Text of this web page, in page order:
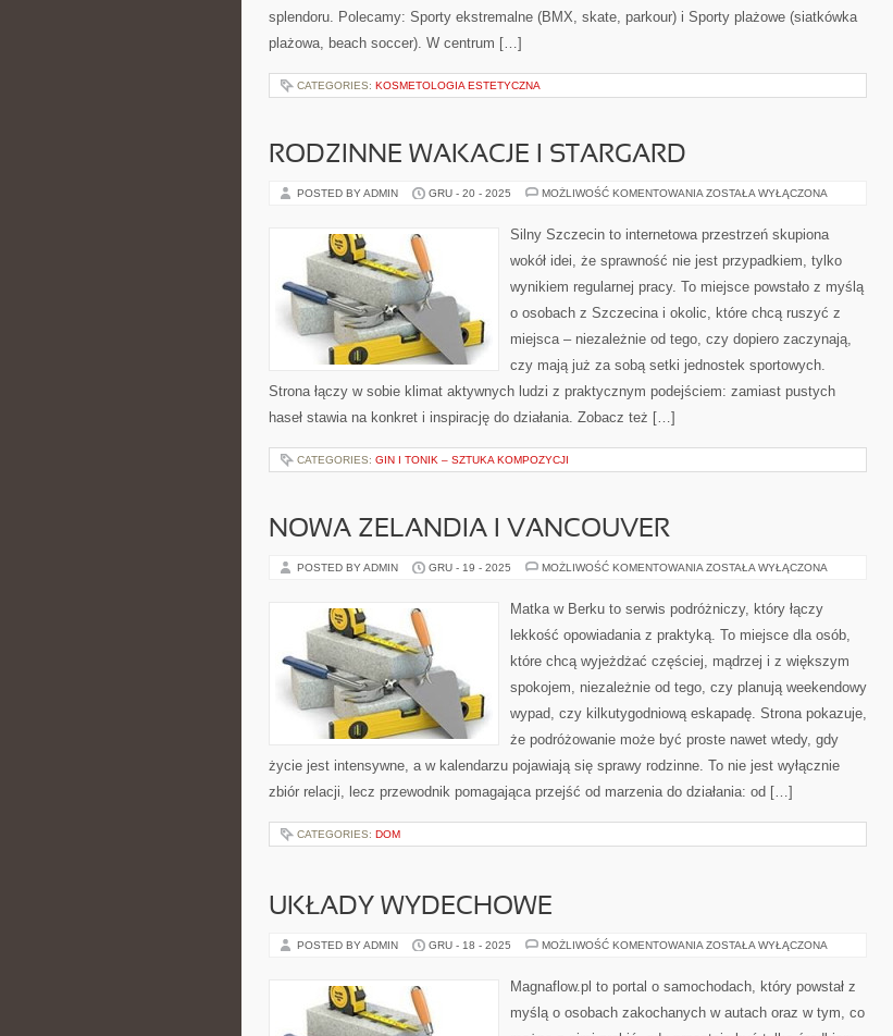
splendoru. Polecamy: Sporty ekstremalne (BMX, skate, parkour) i Sporty plażowe (siatkówka
plażowa, beach soccer). W centrum […]
CATEGORIES: KOSMETOLOGIA ESTETYCZNA
RODZINNE WAKACJE I STARGARD
POSTED BY ADMIN GRU - 20 - 2025 MOŻLIWOŚĆ KOMENTOWANIA RODZINNE
STARGARD
ZOSTAŁA WYŁĄCZONA
Silny Szczecin to internetowa przestrzeń skupiona
wokół idei, że sprawność nie jest przypadkiem, tylko
wynikiem regularnej pracy. To miejsce powstało z myślą
o osobach z Szczecina i okolic, które chcą ruszyć z
miejsca – niezależnie od tego, czy dopiero zaczynają,
czy mają już za sobą setki jednostek sportowych.
Strona łączy w sobie klimat aktywnych ludzi z praktycznym podejściem: zamiast pustych
haseł stawia na konkret i inspirację do działania. Zobacz też […]
CATEGORIES: GIN I TONIK – SZTUKA KOMPOZYCJI
NOWA ZELANDIA I VANCOUVER
POSTED BY ADMIN GRU - 19 - 2025 MOŻLIWOŚĆ KOMENTOWANIA NOWA
VANCOUVER
ZOSTAŁA WYŁĄCZONA
Matka w Berku to serwis podróżniczy, który łączy
lekkość opowiadania z praktyką. To miejsce dla osób,
które chcą wyjeżdżać częściej, mądrzej i z większym
spokojem, niezależnie od tego, czy planują weekendowy
wypad, czy kilkutygodniową eskapadę. Strona pokazuje,
że podróżowanie może być proste nawet wtedy, gdy
życie jest intensywne, a w kalendarzu pojawiają się sprawy rodzinne. To nie jest wyłącznie
zbiór relacji, lecz przewodnik pomagająca przejść od marzenia do działania: od […]
CATEGORIES: DOM
UKŁADY WYDECHOWE
POSTED BY ADMIN GRU - 18 - 2025 MOŻLIWOŚĆ KOMENTOWANIA UKŁADY
ZOSTAŁA WYŁĄCZONA
Magnaflow.pl to portal o samochodach, który powstał z
myślą o osobach zakochanych w autach oraz w tym, co